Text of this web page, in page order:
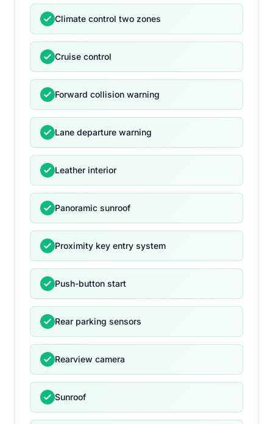
Climate control two zones
Cruise control
Forward collision warning
Lane departure warning
Leather interior
Panoramic sunroof
Proximity key entry system
Push-button start
Rear parking sensors
Rearview camera
Sunroof